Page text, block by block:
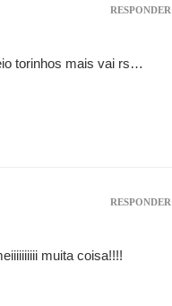
torinhos mais vai rs…
RESPONDER
muita coisa!!!!
RESPONDER